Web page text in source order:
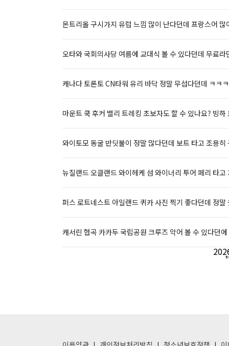
몬트리올 구시가지 유럽 느낌 많이 난다던데 프랑스어
오타와 국회의사당 여름에 교대식 볼 수 있다던데 무료라
캐나다 토론토 CN타워 유리 바닥 정말 무섭다던데 ㅋㅋ
마운트 쿡 후커 밸리 트레킹 초보자도 할 수 있나요? 빙
와이토모 동굴 반딧불이 정말 많다던데 보트 타고 조용
뉴질랜드 오클랜드 와이헤케 섬 와이너리 투어 페리 타
퍼스 로트네스트 아일랜드 퀴카 사진 찍기 좋다던데 정
캐서린 협곡 카카두 국립공원 크루즈 악어 볼 수 있다던
필